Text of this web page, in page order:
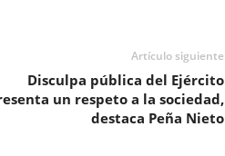
Artículo siguiente
Disculpa pública del Ejército
un respeto a la sociedad,
destaca Peña Nieto